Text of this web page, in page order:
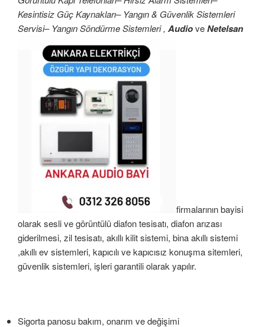
Kesintisiz Güç Kaynakları– Yangın & Güvenlik Sistemleri
Servisi– Yangın Söndürme Sistemleri , AudioveNetelsan
firmalarının bayisi
olarak sesli ve görüntülü diafon tesisatı, diafon arızası
giderilmesi, zil tesisatı, akıllı kilit sistemi, bina akıllı sistemi
,akıllı ev sistemleri, kapıcılı ve kapıcısız konuşma sitemleri,
güvenlik sistemleri, işleri garantili olarak yapılır.
Sigorta panosu bakım, onarım ve değişimi